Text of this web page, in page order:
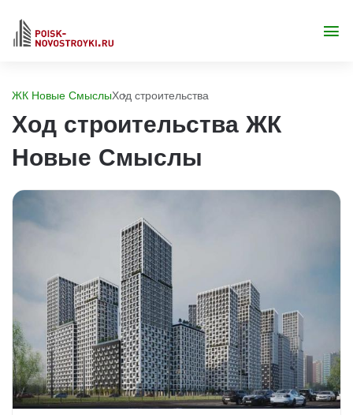
ЖК Новые СмыслыХод строительства
Ход строительства ЖК
Новые Смыслы